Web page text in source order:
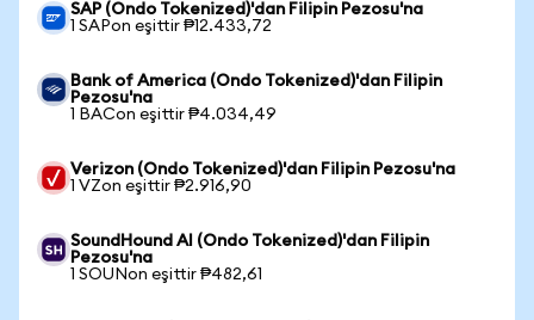
SAP (Ondo Tokenized)'dan Filipin Pezosu'na
1 SAPon eşittir ₱12.433,72
Bank of America (Ondo Tokenized)'dan Filipin
Pezosu'na
1 BACon eşittir ₱4.034,49
Verizon (Ondo Tokenized)'dan Filipin Pezosu'na
1 VZon eşittir ₱2.916,90
SoundHound AI (Ondo Tokenized)'dan Filipin
Pezosu'na
1 SOUNon eşittir ₱482,61